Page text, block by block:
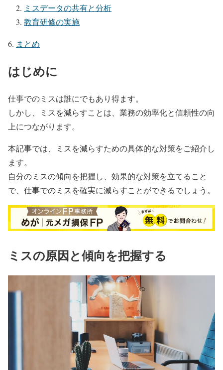
ミスデータの共有と分析
教育研修の実施
まとめ
はじめに
仕事でのミスは誰にでもあり得ます。
しかし、ミスを減らすことは、業務の効率化と信頼性の向
上につながります。
本記事では、ミスを減らすための具体的な対策をご紹介し
ます。
自分のミスの傾向を把握し、効果的な対策を立てること
で、仕事でのミスを確実に減らすことができるでしょう。
ミスの原因と傾向を把握する